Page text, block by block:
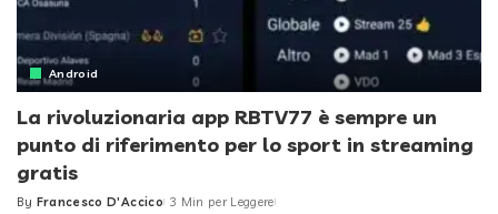
Android
La rivoluzionaria app RBTV77 è sempre un
punto di riferimento per lo sport in streaming
gratis
Posted
By Francesco D'Accico 3 Min per Leggere